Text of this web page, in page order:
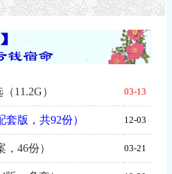
11.2G） 03-13
版，共92份） 12-03
46份） 03-21